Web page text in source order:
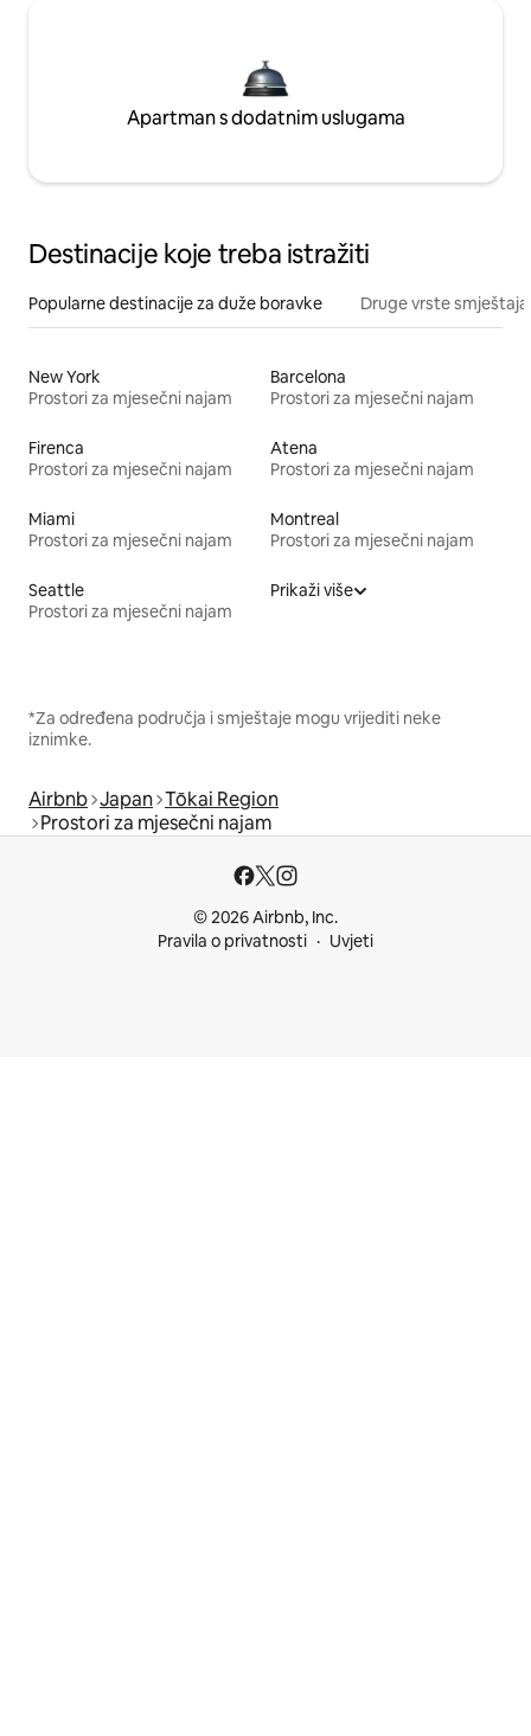
Apartman s dodatnim uslugama
Destinacije koje treba istražiti
Popularne destinacije za duže boravke Druge vrste smještaja
New York
Prostori za mjesečni najam
Barcelona
Prostori za mjesečni najam
Firenca
Prostori za mjesečni najam
Atena
Prostori za mjesečni najam
Miami
Prostori za mjesečni najam
Montreal
Prostori za mjesečni najam
Seattle
Prostori za mjesečni najam
Prikaži više
*Za određena područja i smještaje mogu vrijediti neke
iznimke.
Airbnb Japan Tōkai Region
Prostori za mjesečni najam
© 2026 Airbnb, Inc.
Pravila o privatnosti
Uvjeti